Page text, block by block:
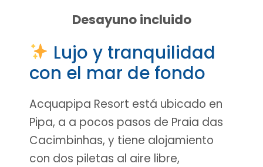
Desayuno incluido
Lujo y tranquilidad
con el mar de fondo
Acquapipa Resort está ubicado en
Pipa, a a pocos pasos de Praia das
Cacimbinhas, y tiene alojamiento
con dos piletas al aire libre,